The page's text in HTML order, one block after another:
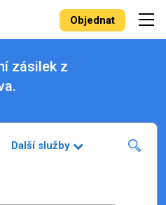
Objednat
zásilek z
Další služby